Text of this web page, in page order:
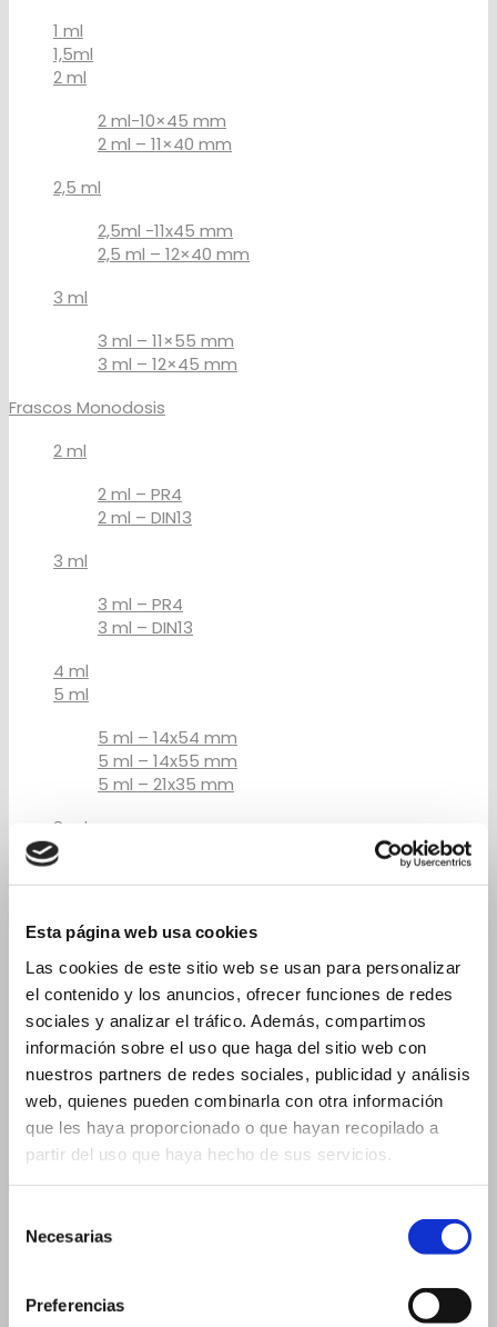
Esta página web usa cookies
Las cookies de este sitio web se usan para personalizar
el contenido y los anuncios, ofrecer funciones de redes
sociales y analizar el tráfico. Además, compartimos
información sobre el uso que haga del sitio web con
nuestros partners de redes sociales, publicidad y análisis
web, quienes pueden combinarla con otra información
que les haya proporcionado o que hayan recopilado a
partir del uso que haya hecho de sus servicios.
Necesarias
Preferencias
1 ml
1,5ml
2 ml
2 ml-10×45 mm
2 ml – 11×40 mm
2,5 ml
2,5ml -11x45 mm
2,5 ml – 12×40 mm
3 ml
3 ml – 11×55 mm
3 ml – 12×45 mm
Frascos Monodosis
2 ml
2 ml – PR4
2 ml – DIN13
3 ml
3 ml – PR4
3 ml – DIN13
4 ml
5 ml
5 ml – 14x54 mm
5 ml – 14x55 mm
5 ml – 21x35 mm
8 ml
10 ml
10 ml – 17x74 mm
15 ml
15 ml - 19x88 mm
15 ml - 23x57 mm
20 ml
20 ml - 19x105 mm
20 ml - 26x60 mm
Frascos para cuentagotas
3 ml
3 ml – 18×33 mm